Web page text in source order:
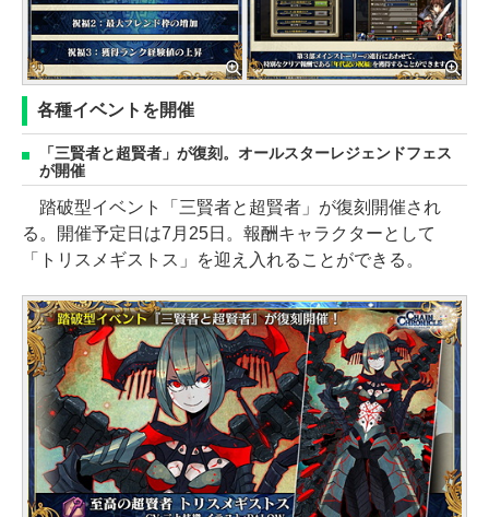
各種イベントを開催
「三賢者と超賢者」が復刻。オールスターレジェンドフェス
が開催
踏破型イベント「三賢者と超賢者」が復刻開催され
る。開催予定日は7月25日。報酬キャラクターとして
「トリスメギストス」を迎え入れることができる。